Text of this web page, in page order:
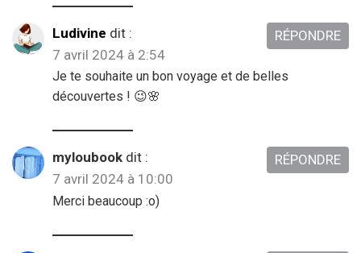
Ludivine dit :
7 avril 2024 à 2:54
Je te souhaite un bon voyage et de belles
découvertes ! 😉🌸
RÉPONDRE
myloubook dit :
7 avril 2024 à 10:00
Merci beaucoup :o)
RÉPONDRE